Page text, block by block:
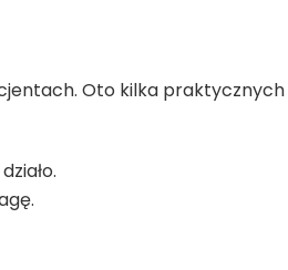
Oto kilka praktycznych